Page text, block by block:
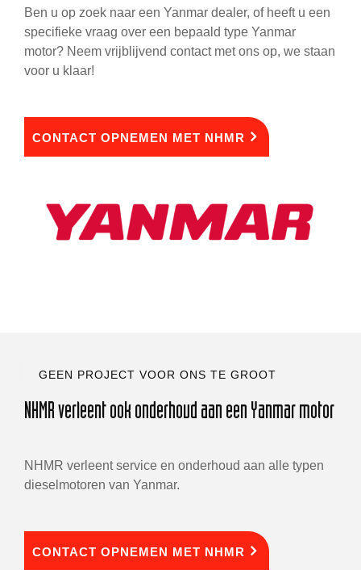
Ben u op zoek naar een Yanmar dealer, of heeft u een
specifieke vraag over een bepaald type Yanmar
motor? Neem vrijblijvend contact met ons op, we staan
voor u klaar!
CONTACT OPNEMEN MET NHMR
GEEN PROJECT VOOR ONS TE GROOT
NHMR verleent ook onderhoud aan een Yanmar motor
NHMR verleent service en onderhoud aan alle typen
dieselmotoren van Yanmar.
CONTACT OPNEMEN MET NHMR